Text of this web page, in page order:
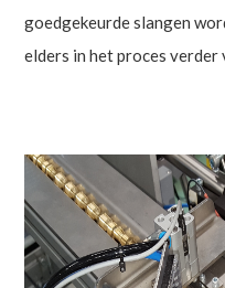
goedgekeurde slangen
elders in het proces verder